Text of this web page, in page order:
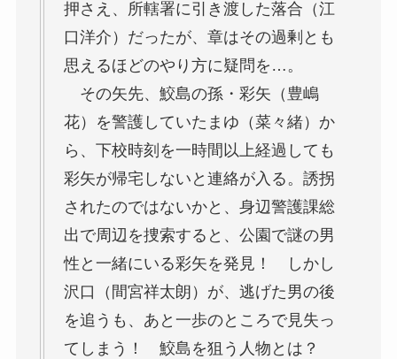
押さえ、所轄署に引き渡した落合（江
口洋介）だったが、章はその過剰とも
思えるほどのやり方に疑問を…。
その矢先、鮫島の孫・彩矢（豊嶋
花）を警護していたまゆ（菜々緒）か
ら、下校時刻を一時間以上経過しても
彩矢が帰宅しないと連絡が入る。誘拐
されたのではないかと、身辺警護課総
出で周辺を捜索すると、公園で謎の男
性と一緒にいる彩矢を発見！ しかし
沢口（間宮祥太朗）が、逃げた男の後
を追うも、あと一歩のところで見失っ
てしまう！ 鮫島を狙う人物とは？